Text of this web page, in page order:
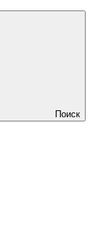
Поиск